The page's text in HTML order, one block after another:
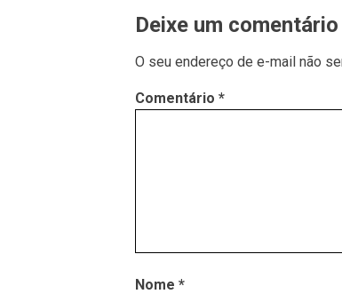
Deixe um comentário
O seu endereço de e-mail não
Comentário *
Nome *